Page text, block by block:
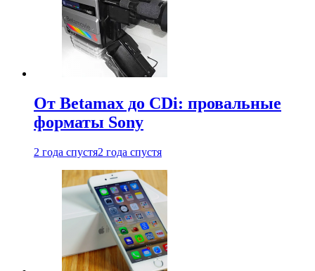
От Betamax до CDi: провальные
форматы Sony
2 года спустя2 года спустя